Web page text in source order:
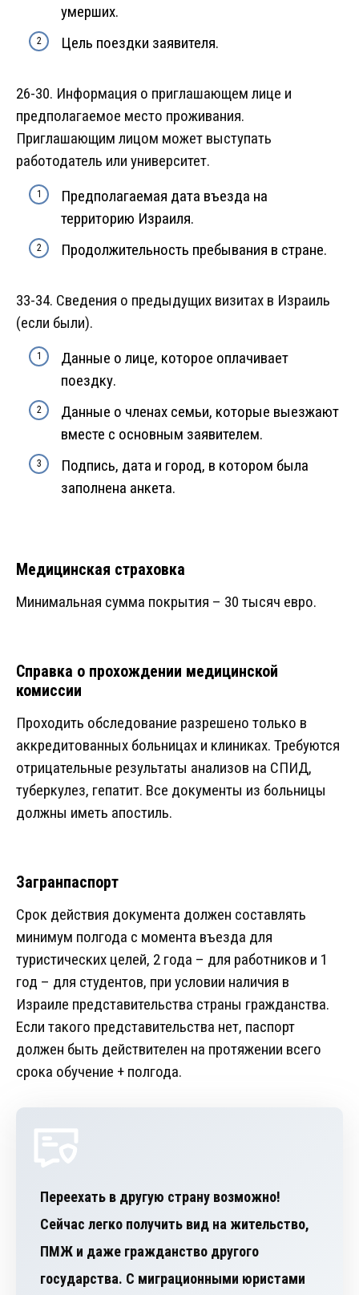
умерших.
Цель поездки заявителя.
26-30. Информация о приглашающем лице и
предполагаемое место проживания.
Приглашающим лицом может выступать
работодатель или университет.
Предполагаемая дата въезда на
территорию Израиля.
Продолжительность пребывания в стране.
33-34. Сведения о предыдущих визитах в Израиль
(если были).
Данные о лице, которое оплачивает
поездку.
Данные о членах семьи, которые выезжают
вместе с основным заявителем.
Подпись, дата и город, в котором была
заполнена анкета.
Медицинская страховка
Минимальная сумма покрытия – 30 тысяч евро.
Справка о прохождении медицинской
комиссии
Проходить обследование разрешено только в
аккредитованных больницах и клиниках. Требуются
отрицательные результаты анализов на СПИД,
туберкулез, гепатит. Все документы из больницы
должны иметь апостиль.
Загранпаспорт
Срок действия документа должен составлять
минимум полгода с момента въезда для
туристических целей, 2 года – для работников и 1
год – для студентов, при условии наличия в
Израиле представительства страны гражданства.
Если такого представительства нет, паспорт
должен быть действителен на протяжении всего
срока обучение + полгода.
Переехать в другую страну возможно!
Сейчас легко получить вид на жительство,
ПМЖ и даже гражданство другого
государства. С миграционными юристами